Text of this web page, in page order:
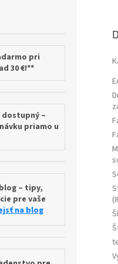
pri
30 €!**
–
priamo u
– tipy,
pre vaše
na blog